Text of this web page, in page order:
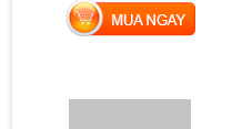
MUA NGAY